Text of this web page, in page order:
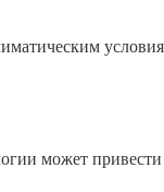
может